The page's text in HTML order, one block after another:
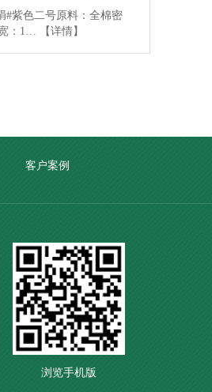
#紫色二号原料：全棉密
：1…
【详情】
客户案例
浏览手机版